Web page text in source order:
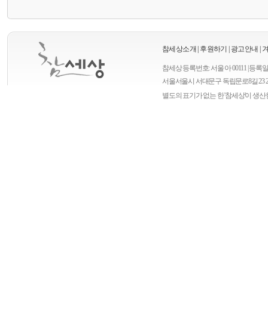
참세상소개 후원하기 광고안내
참세상 등록번호: 서울 아 00111 | 등록
서울서울시 서대문구 독립문로8길 23
별도의 표기가 없는 한 '참세상'이 생